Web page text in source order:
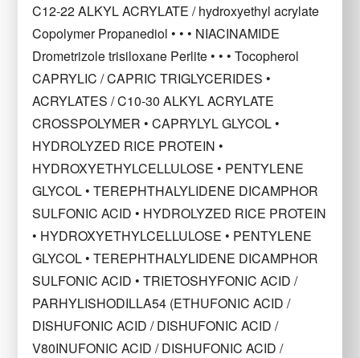
C12-22 ALKYL ACRYLATE / hydroxyethyl acrylate
Copolymer Propanediol • • • NIACINAMIDE
Drometrizole trisiloxane Perlite • • • Tocopherol
CAPRYLIC / CAPRIC TRIGLYCERIDES •
ACRYLATES / C10-30 ALKYL ACRYLATE
CROSSPOLYMER • CAPRYLYL GLYCOL •
HYDROLYZED RICE PROTEIN •
HYDROXYETHYLCELLULOSE • PENTYLENE
GLYCOL • TEREPHTHALYLIDENE DICAMPHOR
SULFONIC ACID • HYDROLYZED RICE PROTEIN
• HYDROXYETHYLCELLULOSE • PENTYLENE
GLYCOL • TEREPHTHALYLIDENE DICAMPHOR
SULFONIC ACID • TRIETOSHYFONIC ACID /
PARHYLISHODILLA54 (ETHUFONIC ACID /
DISHUFONIC ACID / DISHUFONIC ACID /
V80INUFONIC ACID / DISHUFONIC ACID /